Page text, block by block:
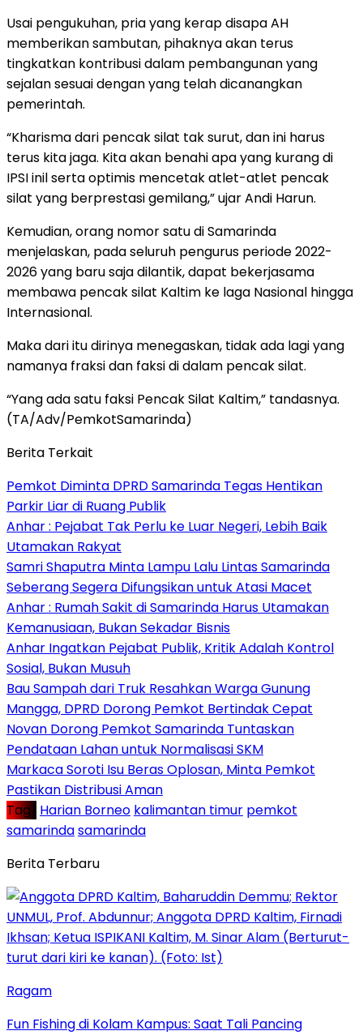
Usai pengukuhan, pria yang kerap disapa AH
memberikan sambutan, pihaknya akan terus
tingkatkan kontribusi dalam pembangunan yang
sejalan sesuai dengan yang telah dicanangkan
pemerintah.
“Kharisma dari pencak silat tak surut, dan ini harus
terus kita jaga. Kita akan benahi apa yang kurang di
IPSI inil serta optimis mencetak atlet-atlet pencak
silat yang berprestasi gemilang,” ujar Andi Harun.
Kemudian, orang nomor satu di Samarinda
menjelaskan, pada seluruh pengurus periode 2022-
2026 yang baru saja dilantik, dapat bekerjasama
membawa pencak silat Kaltim ke laga Nasional hingga
Internasional.
Maka dari itu dirinya menegaskan, tidak ada lagi yang
namanya fraksi dan faksi di dalam pencak silat.
“Yang ada satu faksi Pencak Silat Kaltim,” tandasnya.
(TA/Adv/PemkotSamarinda)
Berita Terkait
Pemkot Diminta DPRD Samarinda Tegas Hentikan
Parkir Liar di Ruang Publik
Anhar : Pejabat Tak Perlu ke Luar Negeri, Lebih Baik
Utamakan Rakyat
Samri Shaputra Minta Lampu Lalu Lintas Samarinda
Seberang Segera Difungsikan untuk Atasi Macet
Anhar : Rumah Sakit di Samarinda Harus Utamakan
Kemanusiaan, Bukan Sekadar Bisnis
Anhar Ingatkan Pejabat Publik, Kritik Adalah Kontrol
Sosial, Bukan Musuh
Bau Sampah dari Truk Resahkan Warga Gunung
Mangga, DPRD Dorong Pemkot Bertindak Cepat
Novan Dorong Pemkot Samarinda Tuntaskan
Pendataan Lahan untuk Normalisasi SKM
Markaca Soroti Isu Beras Oplosan, Minta Pemkot
Pastikan Distribusi Aman
Tag : Harian Borneo kalimantan timur pemkot
samarindasamarinda
Berita Terbaru
Ragam
Fun Fishing di Kolam Kampus: Saat Tali Pancing